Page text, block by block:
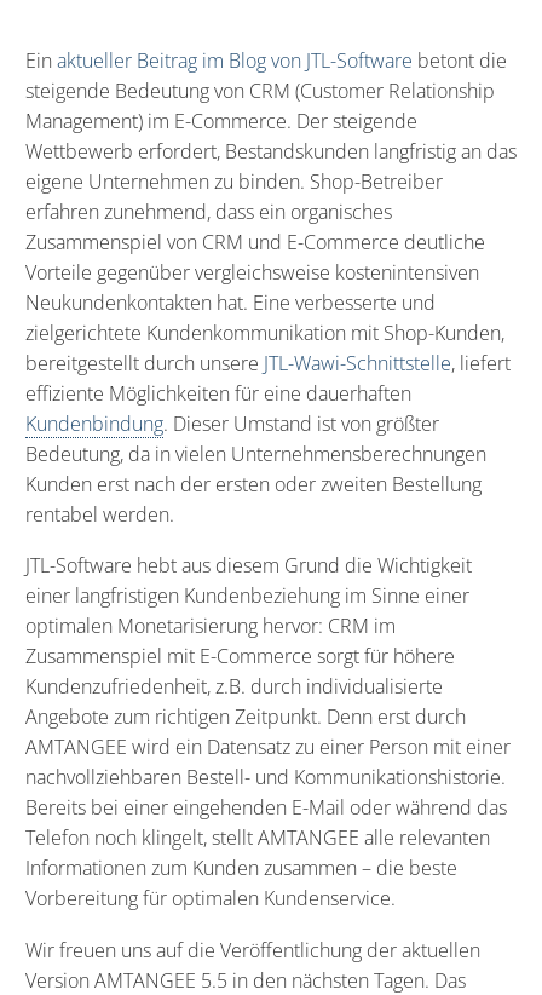
Ein aktueller Beitrag im Blog von JTL-Software betont die
steigende Bedeutung von CRM (Customer Relationship
Management) im E-Commerce. Der steigende
Wettbewerb erfordert, Bestandskunden langfristig an das
eigene Unternehmen zu binden. Shop-Betreiber
erfahren zunehmend, dass ein organisches
Zusammenspiel von CRM und E-Commerce deutliche
Vorteile gegenüber vergleichsweise kostenintensiven
Neukundenkontakten hat. Eine verbesserte und
zielgerichtete Kundenkommunikation mit Shop-Kunden,
bereitgestellt durch unsere JTL-Wawi-Schnittstelle, liefert
effiziente Möglichkeiten für eine dauerhaften
Kundenbindung. Dieser Umstand ist von größter
Bedeutung, da in vielen Unternehmensberechnungen
Kunden erst nach der ersten oder zweiten Bestellung
rentabel werden.
JTL-Software hebt aus diesem Grund die Wichtigkeit
einer langfristigen Kundenbeziehung im Sinne einer
optimalen Monetarisierung hervor: CRM im
Zusammenspiel mit E-Commerce sorgt für höhere
Kundenzufriedenheit, z.B. durch individualisierte
Angebote zum richtigen Zeitpunkt. Denn erst durch
AMTANGEE wird ein Datensatz zu einer Person mit einer
nachvollziehbaren Bestell- und Kommunikationshistorie.
Bereits bei einer eingehenden E-Mail oder während das
Telefon noch klingelt, stellt AMTANGEE alle relevanten
Informationen zum Kunden zusammen – die beste
Vorbereitung für optimalen Kundenservice.
Wir freuen uns auf die Veröffentlichung der aktuellen
Version AMTANGEE 5.5 in den nächsten Tagen. Das